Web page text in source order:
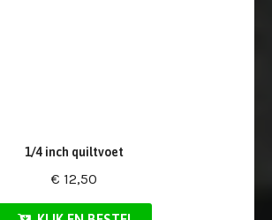
1/4 inch quiltvoet
€ 12,50